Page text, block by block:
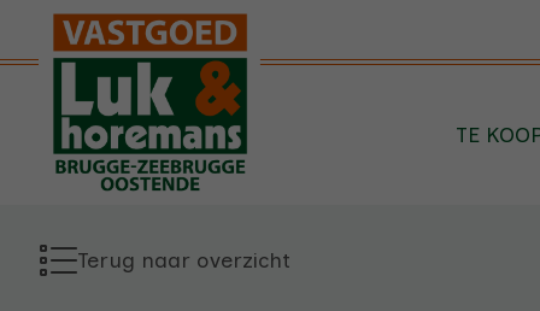
Menu overslaan en naar de inhoud gaan
TE
Terug naar overzicht